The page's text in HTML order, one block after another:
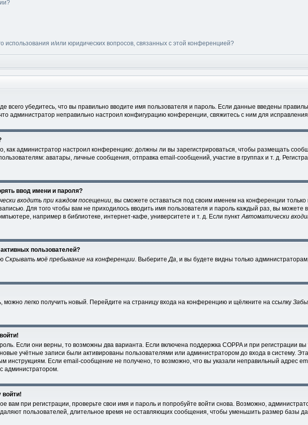
использования и/или юридических вопросов, связанных с этой конференцией?
всего убедитесь, что вы правильно вводите имя пользователя и пароль. Если данные введены
администратор неправильно настроил конфигурацию конференции, свяжитесь с ним для
как администратор настроил конференцию: должны ли вы зарегистрироваться, чтобы размещать
аватары, личные сообщения, отправка email-сообщений, участие в группах и т. д.
ввод имени и пароля?
входить при каждом посещении, вы сможете оставаться под своим именем на конференции
Для того чтобы вам не приходилось вводить имя пользователя и пароль каждый раз, вы
например в библиотеке, интернет-кафе, университете и т. д. Если пунктАвтоматически
пользователей?
Скрывать моё пребывание на конференции. ВыберитеДа, и вы будете видны только
можно легко получить новый. Перейдите на страницу входа на конференцию и щёлкните на ссылку
Если они верны, то возможны два варианта. Если включена поддержка COPPA и при регистрации
учётные записи были активированы пользователями или администратором до входа в систему.
инструкциям. Если email-сообщение не получено, то возможно, что вы указали неправильный адрес
администратором.
войти!
вам при регистрации, проверьте свои имя и пароль и попробуйте войти снова. Возможно,
пользователей, длительное время не оставляющих сообщения, чтобы уменьшить размер базы